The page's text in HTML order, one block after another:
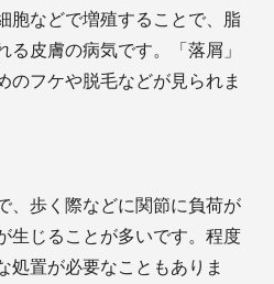
胞などで増殖することで、脂
皮膚の病気です。「落屑」
のフケや脱毛などが見られま
、歩く際などに関節に負荷が
生じることが多いです。程度
処置が必要なこともありま